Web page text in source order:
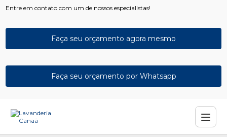
Entre em contato com um de nossos especialistas!
Faça seu orçamento agora mesmo
Faça seu orçamento por Whatsapp